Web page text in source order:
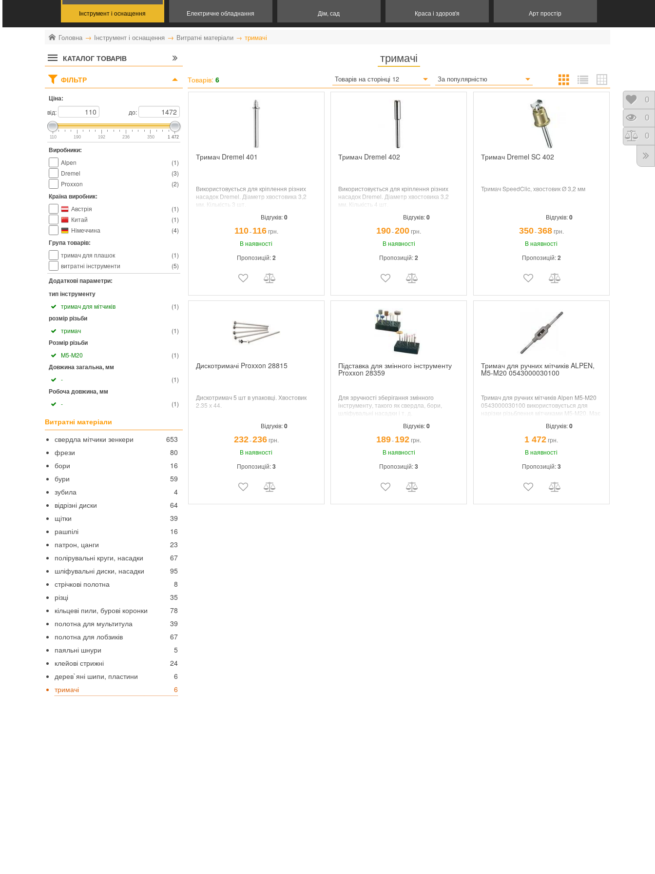
Інструмент і оснащення Електричне обладнання Дім, сад Краса і здоров'я Арт простір
Головна Інструмент і оснащення Витратні матеріали тримачі
КАТАЛОГ ТОВАРІВ тримачі
ФІЛЬТР
Ціна:
від: до:
110 190 192 236 350 1 472
Виробники:
(1)
Alpen
(3)
Dremel
(2)
Proxxon
Країна виробник:
(1)
Австрія
(1)
Китай
(4)
Німеччина
Група товарів:
(1)
тримач для плашок
(5)
витратні інструменти
Додаткові параметри:
тип інструменту
(1)
тримач для мітчиків
розмір різьби
(1)
тримач
Розмір різьби
(1)
M5-M20
Довжина загальна, мм
(1)
-
Робоча довжина, мм
(1)
-
Витратні матеріали
653
свердла мітчики зенкери
80
фрези
16
бори
59
бури
4
зубила
64
відрізні диски
39
щітки
16
рашпілі
23
патрон, цанги
67
полірувальні круги, насадки
95
шліфувальні диски, насадки
8
стрічкові полотна
35
різці
78
кільцеві пили, бурові коронки
39
полотна для мультитула
67
полотна для лобзиків
5
паяльні шнури
24
клейові стрижні
6
дерев`яні шипи, пластини
6
тримачі
Товарів: 6 Товарів на сторінці 12 За популярністю
Тримач Dremel 401
Використовується для кріплення різних
насадок Dremel. Діаметр хвостовика 3,2
мм. Кількість 3 шт.
Відгуків:0
110¯116грн.
В наявності
Пропозицій:2
Тримач Dremel 402
Використовується для кріплення різних
насадок Dremel. Діаметр хвостовика 3,2
мм. Кількість 4 шт.
Відгуків:0
190¯200грн.
В наявності
Пропозицій:2
Тримач Dremel SC 402
Тримач SpeedClic, хвостовик Ø 3,2 мм
Відгуків:0
350¯368грн.
В наявності
Пропозицій:2
Дискотримачі Proxxon 28815
Дискотримач 5 шт в упаковці. Хвостовик
2.35 х 44.
Відгуків:0
232¯236грн.
В наявності
Пропозицій:3
Підставка для змінного інструменту
Proxxon 28359
Для зручності зберігання змінного
інструменту, такого як свердла, бори,
шліфувальні насадки і т. д.
Відгуків:0
189¯192грн.
В наявності
Пропозицій:3
Тримач для ручних мітчиків ALPEN,
M5-M20 0543000030100
Тримач для ручних мітчиків Alpen M5-M20
0543000030100 використовується для
нарізки різьблення мітчиками M5-M20. Має
Відгуків:0
1 472грн.
В наявності
Пропозицій:3
0
0
0